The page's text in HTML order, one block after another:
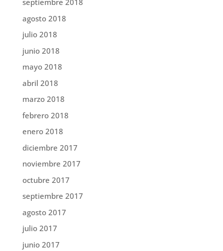
septiembre 2018
agosto 2018
julio 2018
junio 2018
mayo 2018
abril 2018
marzo 2018
febrero 2018
enero 2018
diciembre 2017
noviembre 2017
octubre 2017
septiembre 2017
agosto 2017
julio 2017
junio 2017